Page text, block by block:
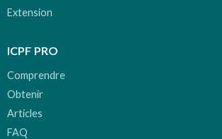
Extension
ICPF PRO
Comprendre
Obtenir
Articles
FAQ